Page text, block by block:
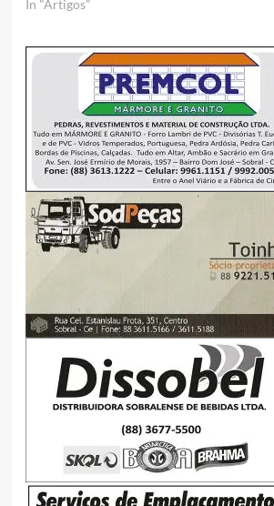
In "Artigos"